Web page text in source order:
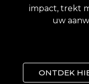
impact, trekt
uw
ONTDEK
combineren
volledig
Ontdekken